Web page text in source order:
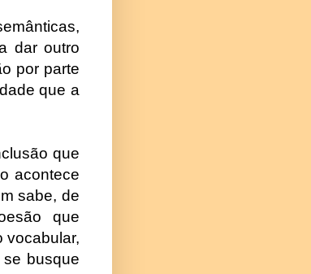
dar outro
por parte
que a
que
acontece
sabe, de
que
vocabular,
busque